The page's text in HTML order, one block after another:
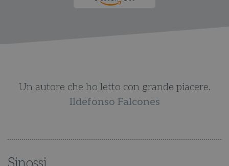
Un autore che ho letto con grande piacere.
Ildefonso Falcones